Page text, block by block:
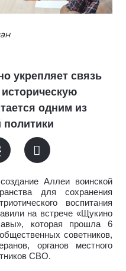
укрепляет связь
одним из
политики
Аллеи воинской
для сохранения
воспитания
на встрече «Щукино
которая прошла 6
советников,
органов местного
СВО.